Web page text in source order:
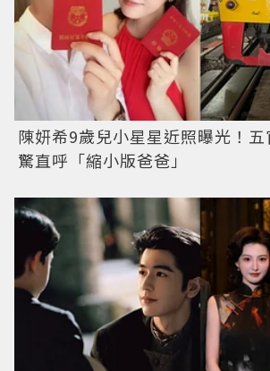
陳妍希9歲兒小星星近照曝光！
驚直呼「縮小版爸爸」